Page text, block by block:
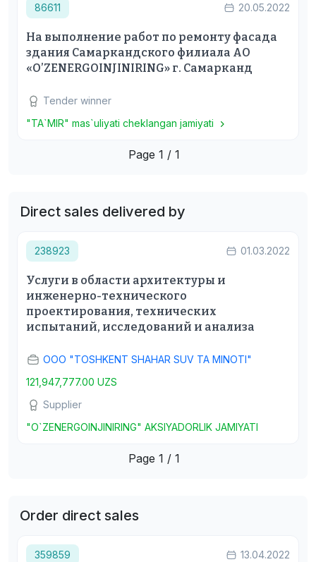
86611 20.05.2022
На выполнение работ по ремонту фасада
здания Самаркандского филиала АО
«O’ZENERGOINJINIRING» г. Самарканд
Tender winner
"TA`MIR" mas`uliyati cheklangan jamiyati
Page 1 / 1
Direct sales delivered by
238923 01.03.2022
Услуги в области архитектуры и
инженерно-технического
проектирования, технических
испытаний, исследований и анализа
OOO "TOSHKENT SHAHAR SUV TA MINOTI"
121,947,777.00 UZS
Supplier
"O`ZENERGOINJINIRING" AKSIYADORLIK JAMIYATI
Page 1 / 1
Order direct sales
359859 13.04.2022